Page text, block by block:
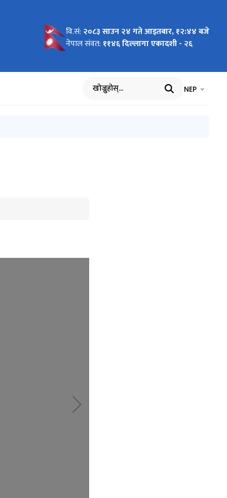
प्रेस
वि.सं: २०८३ साउन २४ गते आइतबार, १२:४४ बजे
नेपाल संवत: ११४६ दिल्लागा एकादशी - २६
खोज्नुहोस् भाषा चयन
NEP